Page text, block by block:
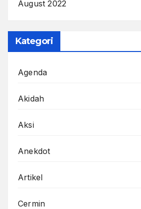
August 2022
Kategori
Agenda
Akidah
Aksi
Anekdot
Artikel
Cermin